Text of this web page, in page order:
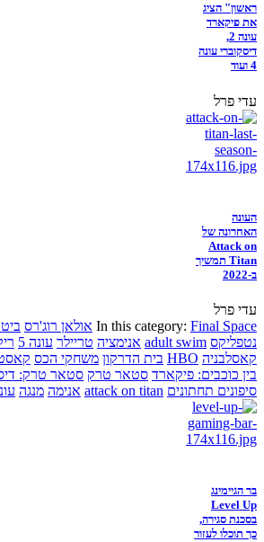
ראשון" הציג
את פיקארד
עונה 2,
דיסקוברי עונה
4 ועוד
עדי פרל
העונה
האחרונה של
Attack on
Titan תמשיך
ב-2022
עדי פרל
In this category: Final Space אולאן רוג'רס
נטפליקס adult swim אנימציה טריילר עונה 5
קאסלבניה HBO בית הדרקון משחקי הכס
בין כוכבים: פיקארד סטאר טרק סטאר טרק:
סיפונים תחתונים attack on titan אנימה מנגה
בר הגיימינג
Level Up
בסכנת סגירה,
כך תוכלו לעזור